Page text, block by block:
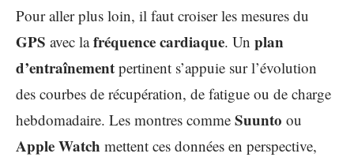
Pour aller plus loin, il faut croiser les mesures du
GPS avec lafréquence cardiaque. Un plan
d’entraînement pertinent s’appuie sur l’évolution
des courbes de récupération, de fatigue ou de charge
hebdomadaire. Les montres comme Suunto ou
Apple Watch mettent ces données en perspective,